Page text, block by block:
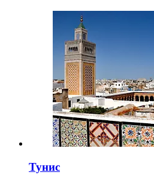
Тунис